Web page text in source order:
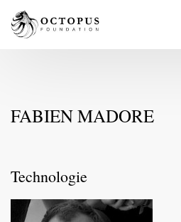
FABIEN MADORE
Technologie